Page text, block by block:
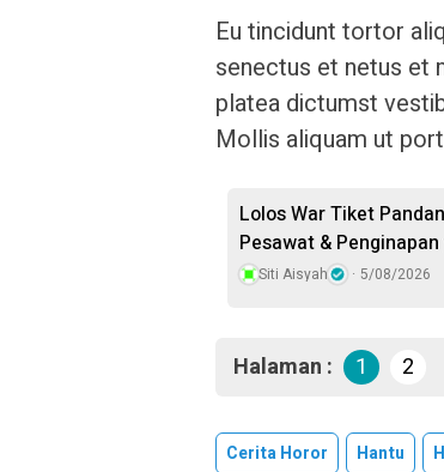
Eu tincidunt tortor
senectus et netus et
platea dictumst
Mollis aliquam ut
Lolos War Tiket
Pesawat &
Siti Aisyah 5/08/2026
Halaman : 1 2
Cerita Horor Hantu